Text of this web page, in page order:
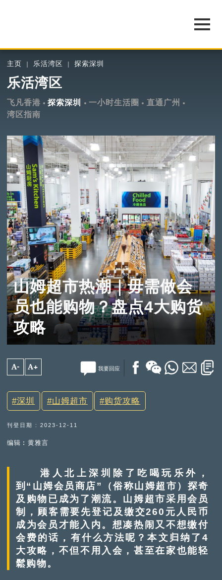
主页 乐活湾区 探索深圳
乐活湾区
飞凡香港 探索深圳 一小时生活圈
直通广州
湾区指南
山姆超市热潮｜毋需做会
员也能购物？盘点4大购货
攻略
A- A+ 我要回应
深圳 山姆超市 购货攻略
刊登日期 : 2023-12-11
编辑︰黄雅言
港人北上深圳除了吃喝玩乐外，
到“山姆会员商店”（俗称山姆超市）探奇
及购物已成为了潮流。山姆超市采用会员
制，顾客需要先登记及缴交260元人民币
成为会员才能入内。想凑热闹又不想缴付
会费的话，有什么方法呢？本文归纳了4
大攻略，不但不用入会，甚至在家也能轻
鬆购物。